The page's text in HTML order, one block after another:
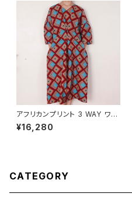
アフリカンプリント 3 WAY ワン
ピース 七分袖 (S丈)
¥16,280
CATEGORY